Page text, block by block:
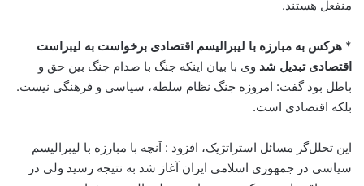
منفعل هستند.
* هرکس به مبارزه با لیبرالیسم اقتصادی برخواست به لیبراست
اقتصادی تبدیل شد وی با بیان اینکه جنگ با صدام جنگ بین حق و
باطل بود گفت: امروزه جنگ نظام سلطه، سیاسی و فرهنگی نیست.
بلکه اقتصادی است.
این تحلل‌گر مسائل استراتژیک، افزود : آنچه با مبارزه با لیبرالیسم
سیاسی در جمهوری اسلامی ایران آغاز شد به نتیجه رسید ولی در